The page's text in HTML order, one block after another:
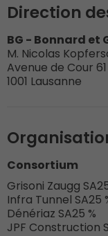
Direction
BG - Bonnard et
M. Nicolas
Avenue de Cour 61
1001 Lausanne
Consortium
Grisoni Zaugg SA
Infra Tunnel SA25
Dénériaz SA25 %
JPF Construction